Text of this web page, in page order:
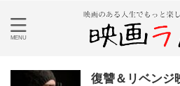
復讐＆リベンジ